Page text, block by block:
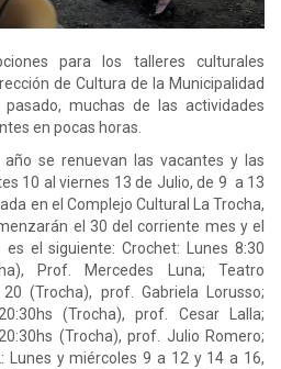
para los talleres culturales
de Cultura de la Municipalidad
muchas de las actividades
en pocas horas.
se renuevan las vacantes y las
10 al viernes 13 de Julio, de 9 a 13
en el Complejo Cultural La Trocha,
el 30 del corriente mes y el
el siguiente: Crochet: Lunes 8:30
Prof. Mercedes Luna; Teatro
(Trocha), prof. Gabriela Lorusso;
(Trocha), prof. Cesar Lalla;
(Trocha), prof. Julio Romero;
Lunes y miércoles 9 a 12 y 14 a 16,